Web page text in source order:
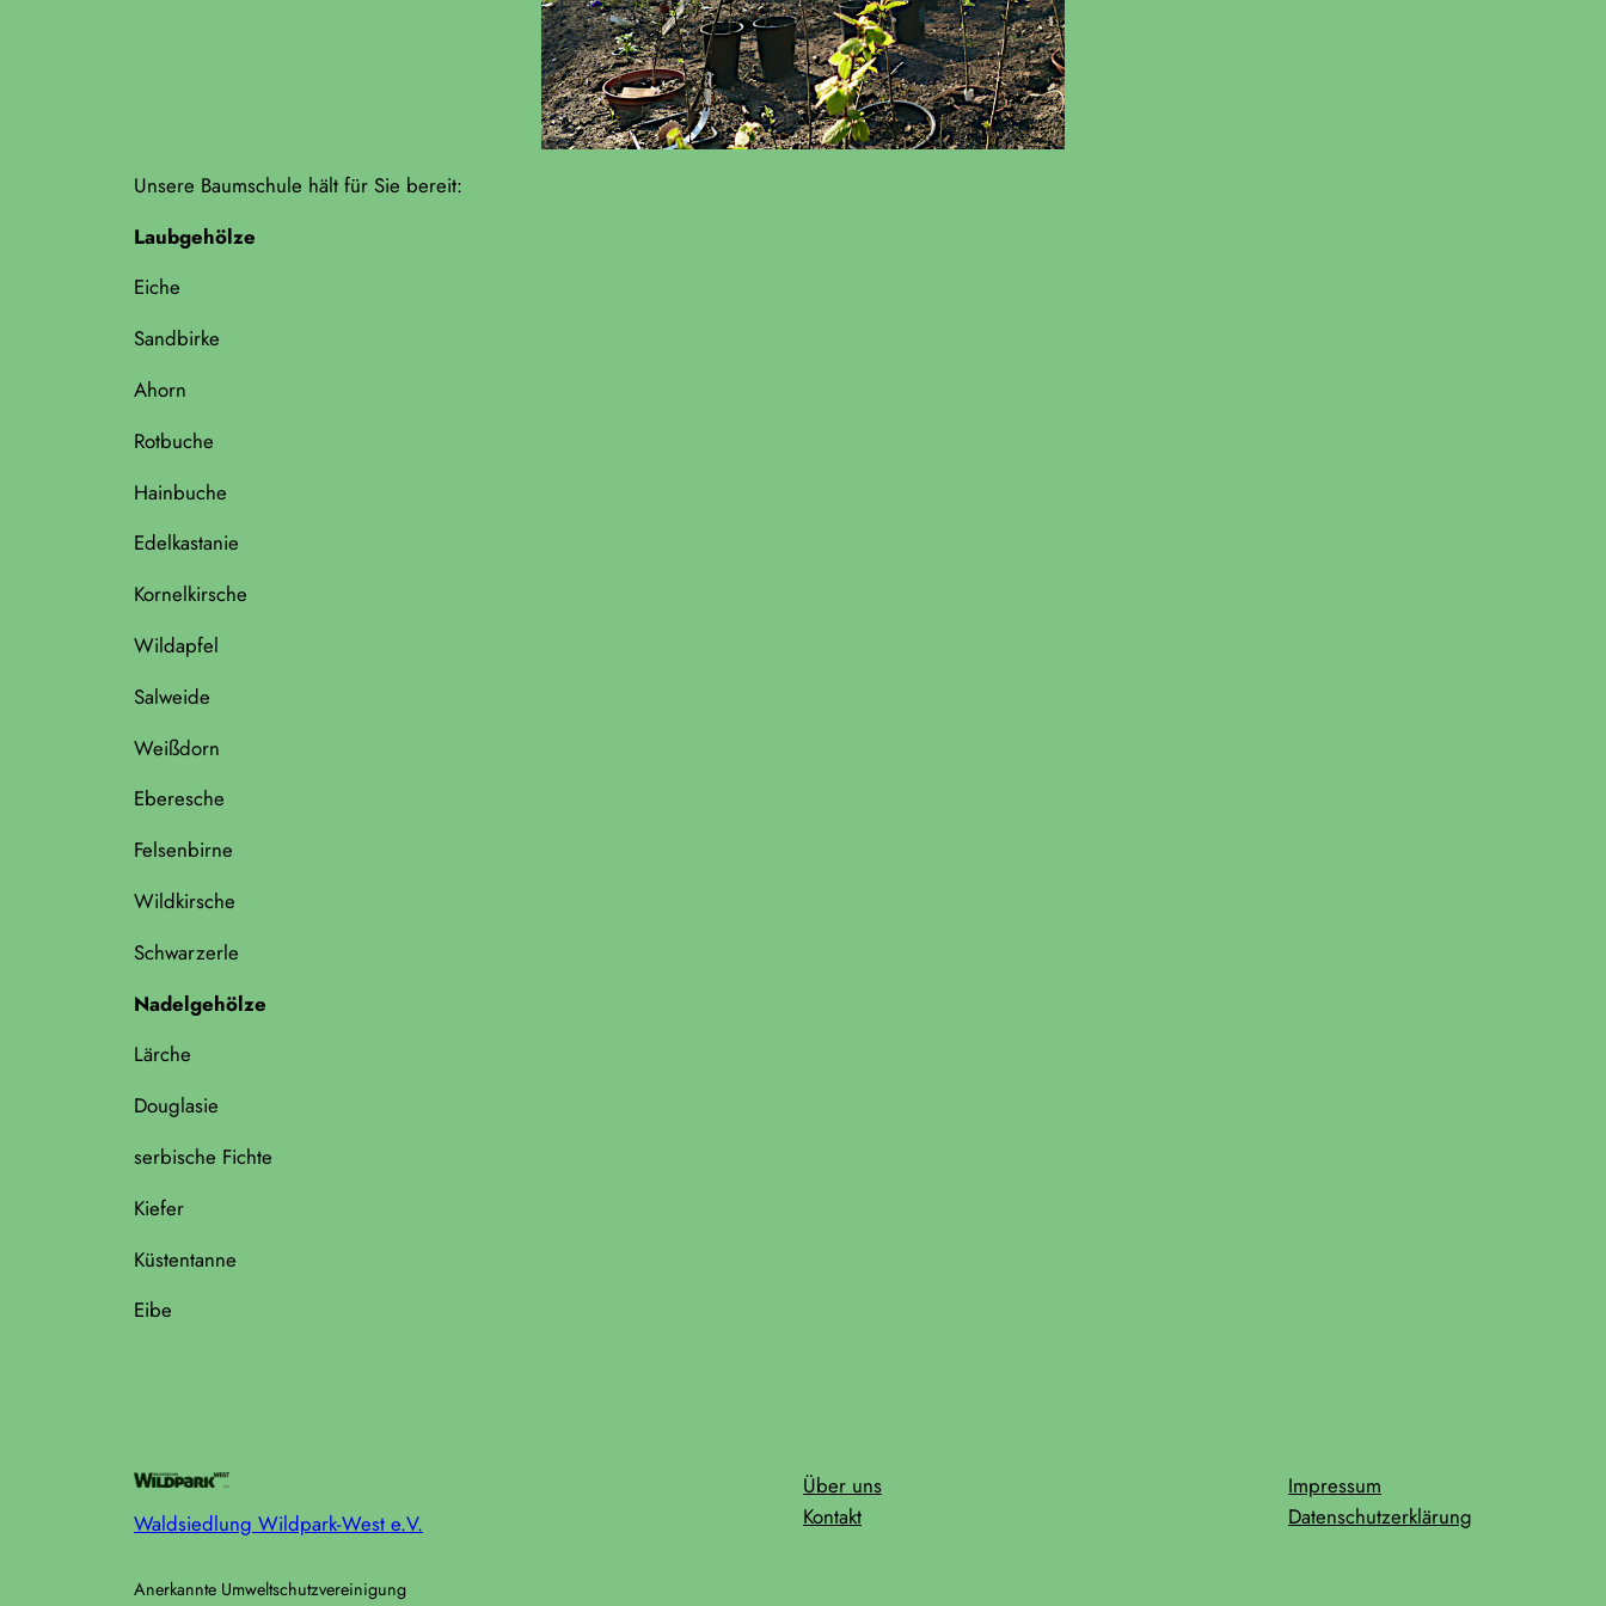
Unsere Baumschule hält für Sie bereit:
Laubgehölze
Eiche
Sandbirke
Ahorn
Rotbuche
Hainbuche
Edelkastanie
Kornelkirsche
Wildapfel
Salweide
Weißdorn
Eberesche
Felsenbirne
Wildkirsche
Schwarzerle
Nadelgehölze
Lärche
Douglasie
serbische Fichte
Kiefer
Küstentanne
Eibe
Waldsiedlung Wildpark-West e.V.
Anerkannte Umweltschutzvereinigung
Über uns
Kontakt
Impressum
Datenschutzerklärung